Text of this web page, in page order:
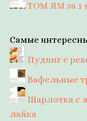
ТОМ ЯМ за 1
Самые
Пудинг с
Вафельные
Шарлотка с
лайка